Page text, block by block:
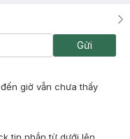
Gửi
giờ vẫn chưa thấy